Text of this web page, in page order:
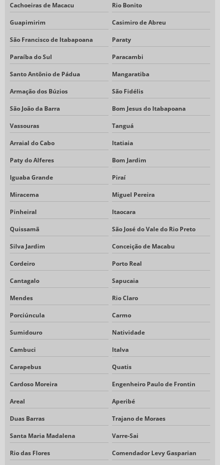
Cachoeiras de Macacu Rio Bonito
Guapimirim Casimiro de Abreu
São Francisco de Itabapoana Paraty
Paraíba do Sul Paracambi
Santo Antônio de Pádua Mangaratiba
Armação dos Búzios São Fidélis
São João da Barra Bom Jesus do Itabapoana
Vassouras Tanguá
Arraial do Cabo Itatiaia
Paty do Alferes Bom Jardim
Iguaba Grande Piraí
Miracema Miguel Pereira
Pinheiral Itaocara
Quissamã São José do Vale do Rio Preto
Silva Jardim Conceição de Macabu
Cordeiro Porto Real
Cantagalo Sapucaia
Mendes Rio Claro
Porciúncula Carmo
Sumidouro Natividade
Cambuci Italva
Carapebus Quatis
Cardoso Moreira Engenheiro Paulo de Frontin
Areal Aperibé
Duas Barras Trajano de Moraes
Santa Maria Madalena Varre-Sai
Rio das Flores Comendador Levy Gasparian